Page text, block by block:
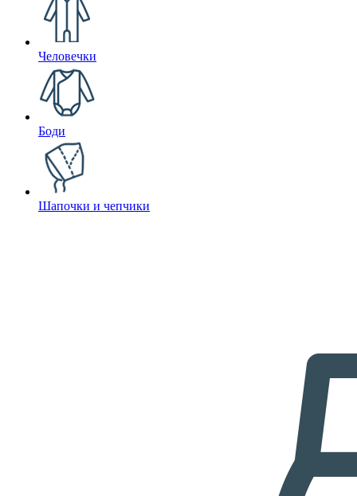
Человечки
Боди
Шапочки и чепчики